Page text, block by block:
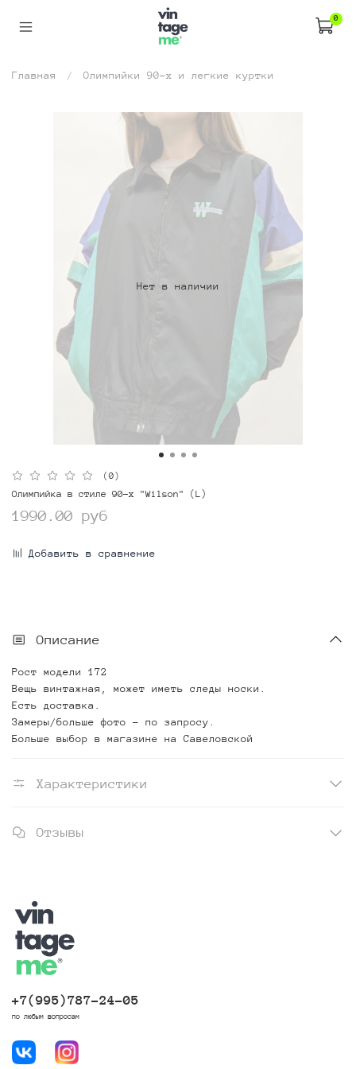
0
Главная Олимпийки 90-х и легкие куртки
Нет в наличии
(0)
Олимпийка в стиле 90-х "Wilson" (L)
1990.00 руб
Добавить в сравнение
Описание
Рост модели 172
Вещь винтажная, может иметь следы носки.
Есть доставка.
Замеры/больше фото - по запросу.
Больше выбор в магазине на Савеловской
Характеристики
Отзывы
+7(995)787-24-05
по любым вопросам